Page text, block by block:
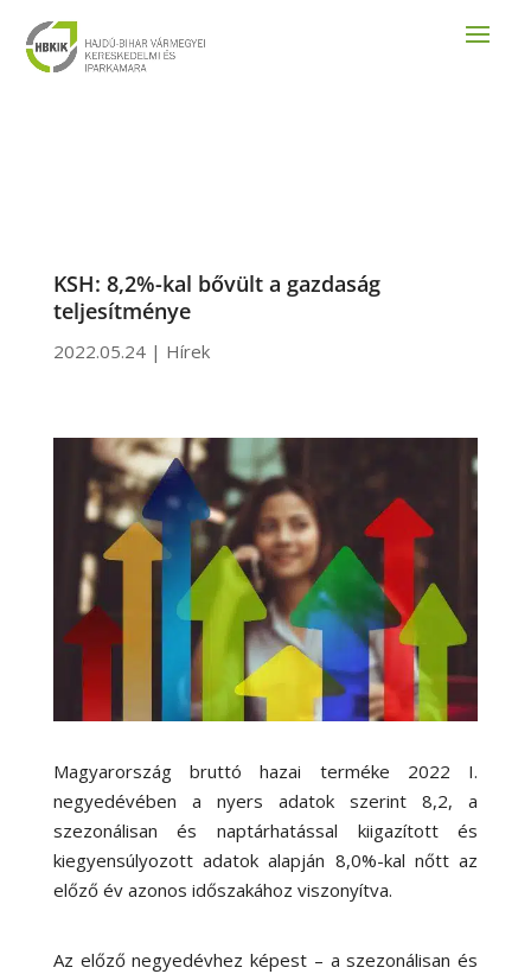
KSH: 8,2%-kal bővült a gazdaság
teljesítménye
2022.05.24| Hírek
Magyarország bruttó hazai terméke 2022 I.
negyedévében a nyers adatok szerint 8,2, a
szezonálisan és naptárhatással kiigazított és
kiegyensúlyozott adatok alapján 8,0%-kal nőtt az
előző év azonos időszakához viszonyítva.
Az előző negyedévhez képest – a szezonálisan és